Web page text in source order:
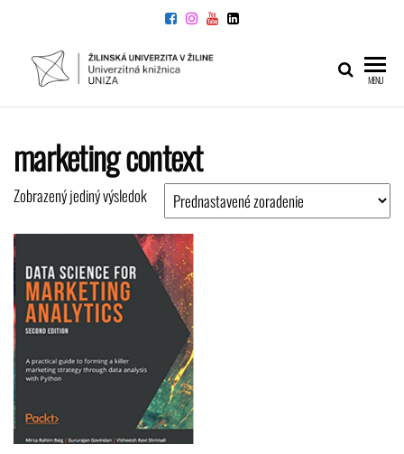
UNIVERZITNÁ
KNIŽNICA
MENU
marketing context
Zobrazený jediný výsledok